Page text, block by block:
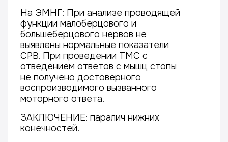
На ЭМНГ: При анализе проводящей
функции малоберцового и
большеберцового нервов не
выявлены нормальные показатели
СРВ. При проведении ТМС с
отведением ответов с мышц стопы
не получено достоверного
воспроизводимого вызванного
моторного ответа.
ЗАКЛЮЧЕНИЕ: паралич нижних
конечностей.